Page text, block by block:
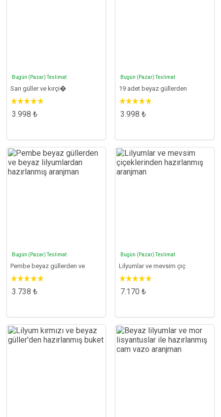
Bugün (Pazar) Teslimat
Sarı güller ve kırçi�
3.998 ₺
Bugün (Pazar) Teslimat
19 adet beyaz güllerden
3.998 ₺
Bugün (Pazar) Teslimat
Pembe beyaz güllerden ve
3.738 ₺
Bugün (Pazar) Teslimat
Lilyumlar ve mevsim çiç
7.170 ₺